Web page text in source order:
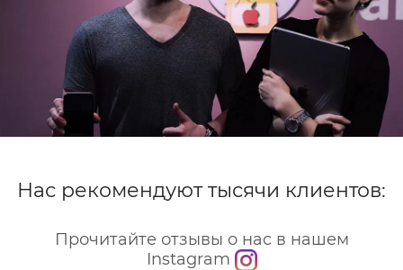
Нас рекомендуют тысячи клиентов:
Прочитайте отзывы о нас в нашем
Instagram